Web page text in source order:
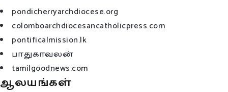
pondicherryarchdiocese.org
colomboarchdiocesancatholicpress.com
pontificalmission.lk
பாதுகாவலன்
tamilgoodnews.com
ஆலயங்கள்